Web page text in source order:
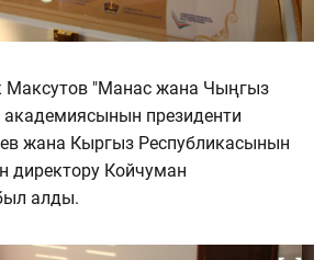
Максутов "Манас жана Чыңгыз
академиясынын президенти
жана Кыргыз Республикасынын
директору Койчуман
алды.